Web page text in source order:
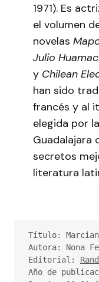
1971). Es
el volumen
novelas
Julio
y Chilean
han sido
francés y al
elegida por
Guadalajara
secretos
literatura
Título:
Autora: Nona
Editorial:
Año de